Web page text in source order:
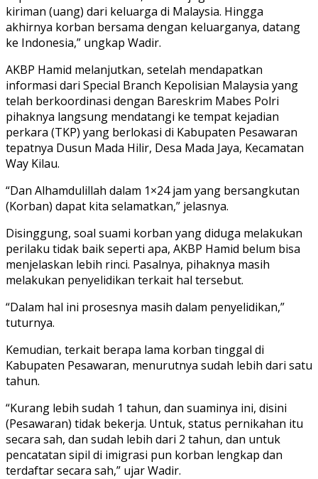
kiriman (uang) dari keluarga di Malaysia. Hingga
akhirnya korban bersama dengan keluarganya, datang
ke Indonesia,” ungkap Wadir.
AKBP Hamid melanjutkan, setelah mendapatkan
informasi dari Special Branch Kepolisian Malaysia yang
telah berkoordinasi dengan Bareskrim Mabes Polri
pihaknya langsung mendatangi ke tempat kejadian
perkara (TKP) yang berlokasi di Kabupaten Pesawaran
tepatnya Dusun Mada Hilir, Desa Mada Jaya, Kecamatan
Way Kilau.
“Dan Alhamdulillah dalam 1×24 jam yang bersangkutan
(Korban) dapat kita selamatkan,” jelasnya.
Disinggung, soal suami korban yang diduga melakukan
perilaku tidak baik seperti apa, AKBP Hamid belum bisa
menjelaskan lebih rinci. Pasalnya, pihaknya masih
melakukan penyelidikan terkait hal tersebut.
“Dalam hal ini prosesnya masih dalam penyelidikan,”
tuturnya.
Kemudian, terkait berapa lama korban tinggal di
Kabupaten Pesawaran, menurutnya sudah lebih dari satu
tahun.
“Kurang lebih sudah 1 tahun, dan suaminya ini, disini
(Pesawaran) tidak bekerja. Untuk, status pernikahan itu
secara sah, dan sudah lebih dari 2 tahun, dan untuk
pencatatan sipil di imigrasi pun korban lengkap dan
terdaftar secara sah,” ujar Wadir.